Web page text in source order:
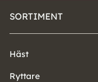
SORTIMENT
Häst
Ryttare